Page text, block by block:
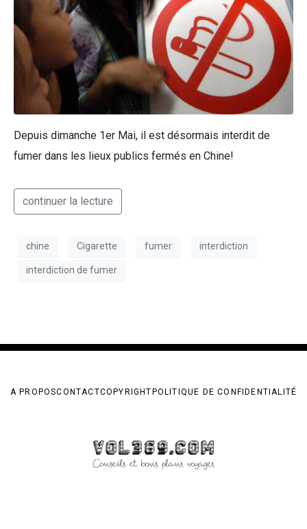
Depuis dimanche 1er Mai, il est désormais interdit de
fumer dans les lieux publics fermés en Chine!
continuer la lecture
chine Cigarette fumer interdiction
interdiction de fumer
A PROPOSCONTACTCOPYRIGHTPOLITIQUE DE CONFIDENTIALITÉ